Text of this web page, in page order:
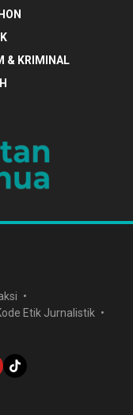
& KRIMINAL
Etik Jurnalistik